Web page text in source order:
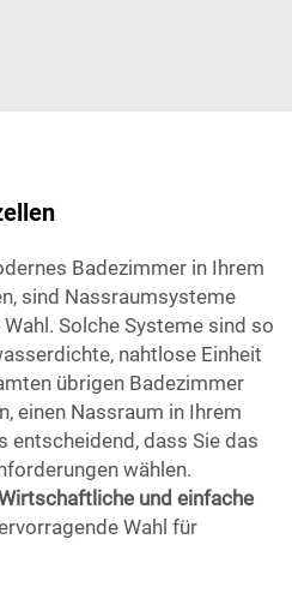
Badezimmer in Ihrem
sind Nassraumsysteme
Solche Systeme sind so
nahtlose Einheit
übrigen Badezimmer
einen Nassraum in Ihrem
entscheidend, dass Sie das
wählen.
und einfache
Wahl für